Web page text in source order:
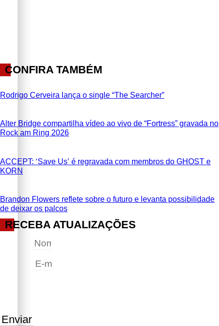
CONFIRA TAMBÉM
Rodrigo Cerveira lança o single “The Searcher”
Alter Bridge compartilha vídeo ao vivo de “Fortress” gravada no
Rock am Ring 2026
ACCEPT: ‘Save Us’ é regravada com membros do GHOST e
KORN
Brandon Flowers reflete sobre o futuro e levanta possibilidade
de deixar os palcos
RECEBA ATUALIZAÇÕES
Enviar